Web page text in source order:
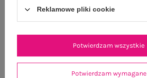
ZWROTY I REKLAMACJE
Reklamowe pliki cookie
Potwierdzam wymagane
Potwierdzam wszystkie